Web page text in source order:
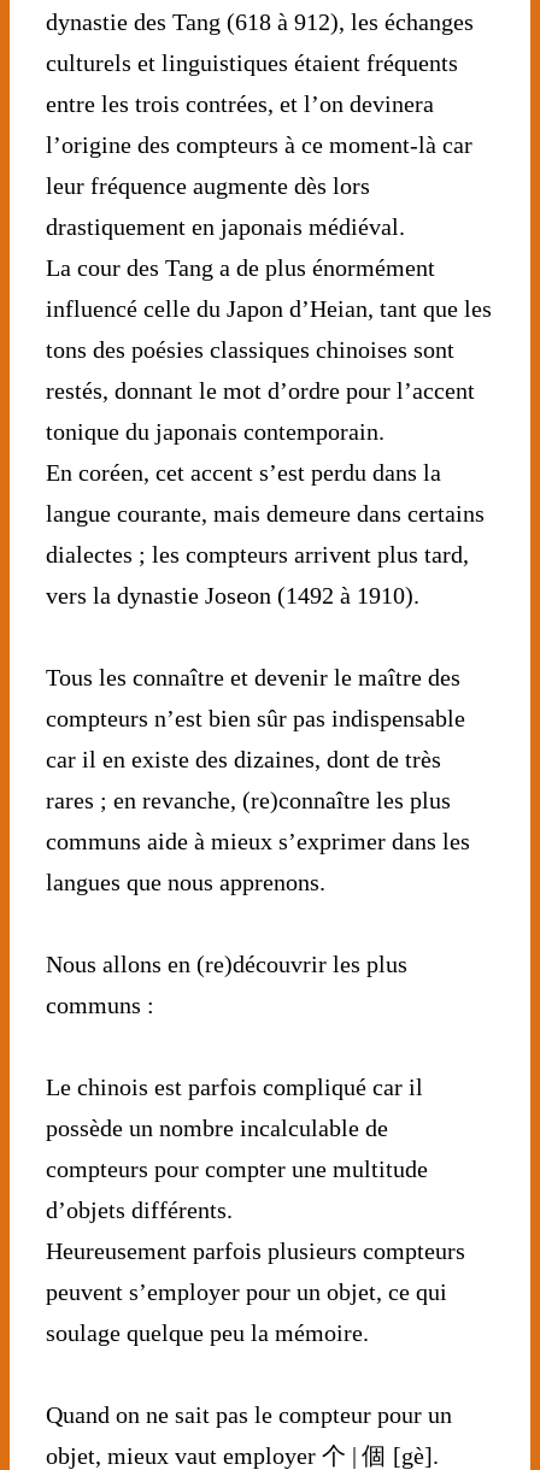
dynastie des Tang (618 à 912), les échanges
culturels et linguistiques étaient fréquents
entre les trois contrées, et l’on devinera
l’origine des compteurs à ce moment-là car
leur fréquence augmente dès lors
drastiquement en japonais médiéval.
La cour des Tang a de plus énormément
influencé celle du Japon d’Heian, tant que les
tons des poésies classiques chinoises sont
restés, donnant le mot d’ordre pour l’accent
tonique du japonais contemporain.
En coréen, cet accent s’est perdu dans la
langue courante, mais demeure dans certains
dialectes ; les compteurs arrivent plus tard,
vers la dynastie Joseon (1492 à 1910).
Tous les connaître et devenir le maître des
compteurs n’est bien sûr pas indispensable
car il en existe des dizaines, dont de très
rares ; en revanche, (re)connaître les plus
communs aide à mieux s’exprimer dans les
langues que nous apprenons.
Nous allons en (re)découvrir les plus
communs :
Le chinois est parfois compliqué car il
possède un nombre incalculable de
compteurs pour compter une multitude
d’objets différents.
Heureusement parfois plusieurs compteurs
peuvent s’employer pour un objet, ce qui
soulage quelque peu la mémoire.
Quand on ne sait pas le compteur pour un
objet, mieux vaut employer 个 | 個 [gè].